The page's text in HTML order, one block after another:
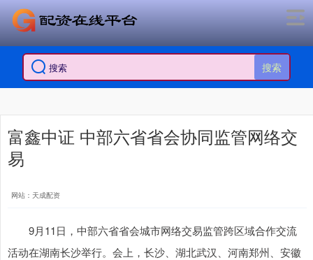
搜索
富鑫中证 中部六省省会协同监管网络交
易
网站：天成配资
9月11日，中部六省省会城市网络交易监管跨区域合作交流
活动在湖南长沙举行。会上，长沙、湖北武汉、河南郑州、安徽